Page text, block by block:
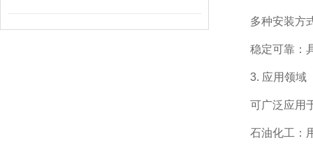
多种安装方
稳定可靠：
3. 应用领域
可广泛应用
石油化工：